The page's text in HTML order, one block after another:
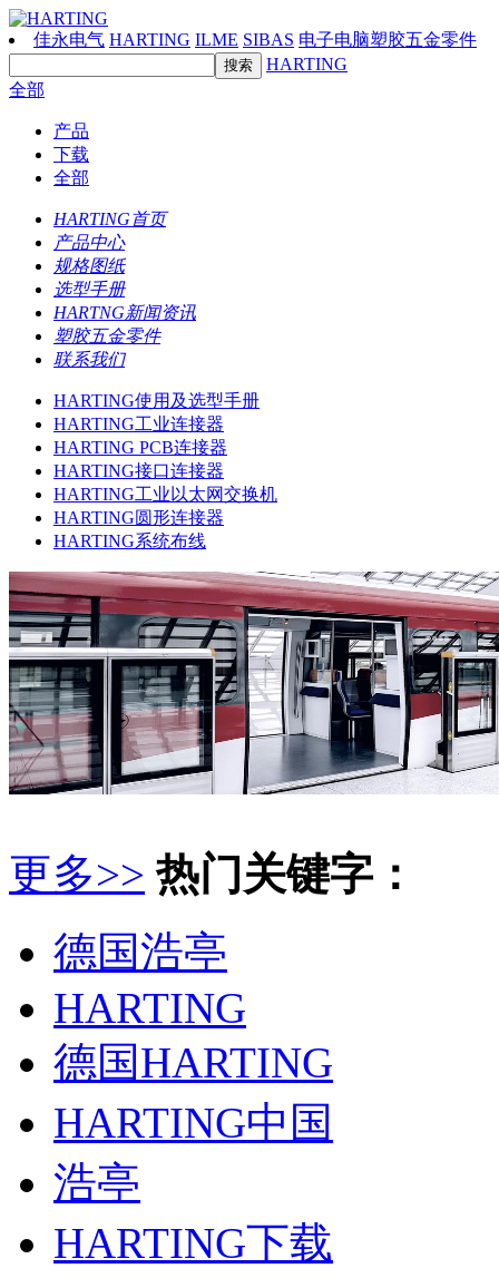
佳永电气 HARTING ILME SIBAS 电子电脑塑胶五金零件
HARTING
全部
产品
下载
全部
HARTING首页
产品中心
规格图纸
选型手册
HARTNG新闻资讯
塑胶五金零件
联系我们
HARTING使用及选型手册
HARTING工业连接器
HARTING PCB连接器
HARTING接口连接器
HARTING工业以太网交换机
HARTING圆形连接器
HARTING系统布线
更多>> 热门关键字：
德国浩亭
HARTING
德国HARTING
HARTING中国
浩亭
HARTING下载